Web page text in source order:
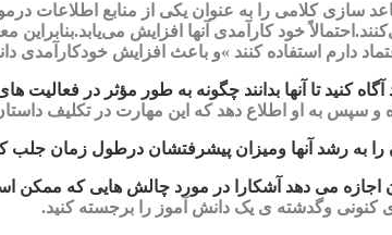
سازی کلامی را به عنوان یکی از منابع اطلاعات
خود کارآمدی آنها افزایش می‌یابد.بنابراین
دارم استفاده کنند »و باعث افزایش خودکارآمدی
کنید تا آنها بدانند چگونه به طور مؤثر در فعالیت
سپس به او اطلاع دهد که این مهارت در تکلیف
به رشد آنها ومیزان پیشرفتشان درطول زمان جلب
اجازه می دهد آشکارا در مورد چالش هایی که ممکن
وگدشته ی یک دانش آموز را برجسته کنید.